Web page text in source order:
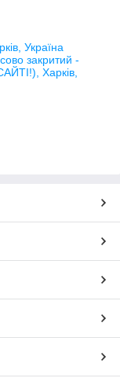
Україна
закритий -
Харків,